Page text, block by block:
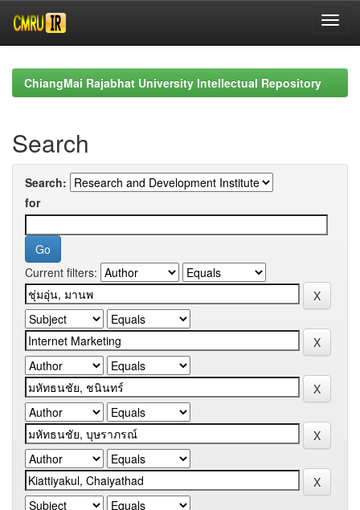
navigationChiangMai Rajabhat University Intellectual Repository
Search
Search:
for
Current filters: